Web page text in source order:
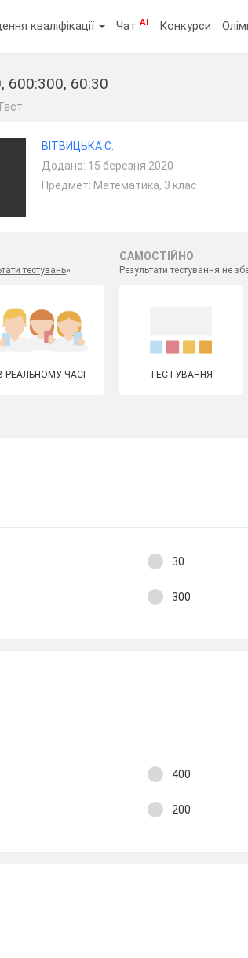
кваліфікації ЧатAI Конкурси
60:30
ВІТВИЦЬКА С.
Додано: 15 березня 2020
Предмет: Математика, 3 клас
тестувань»
САМОСТІЙНО
Результати тестування не
РЕАЛЬНОМУ ЧАСІ ТЕСТУВАННЯ
30
300
400
200